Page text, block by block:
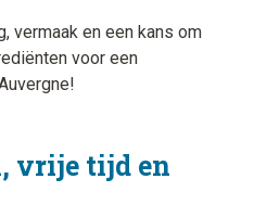
vermaak en een kans om
voor een
vrije tijd en